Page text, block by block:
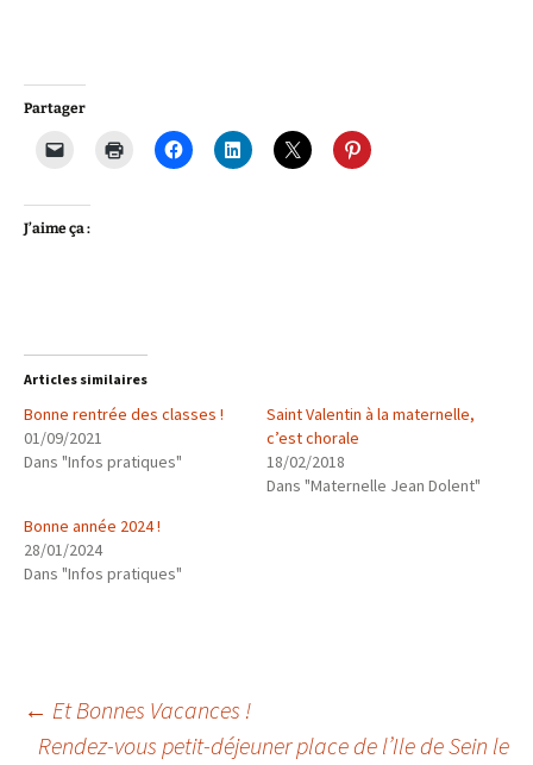
Partager
J’aime ça :
Articles similaires
Bonne rentrée des classes !
01/09/2021
Dans "Infos pratiques"
Saint Valentin à la maternelle,
c’est chorale
18/02/2018
Dans "Maternelle Jean Dolent"
Bonne année 2024 !
28/01/2024
Dans "Infos pratiques"
Navigation
← Et Bonnes Vacances !
Rendez-vous petit-déjeuner place de l’Ile de Sein le